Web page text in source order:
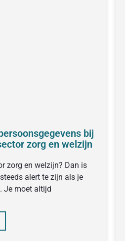
bij
zorg en welzijn
zorg en welzijn? Dan is
alert te zijn als je
Je moet altijd